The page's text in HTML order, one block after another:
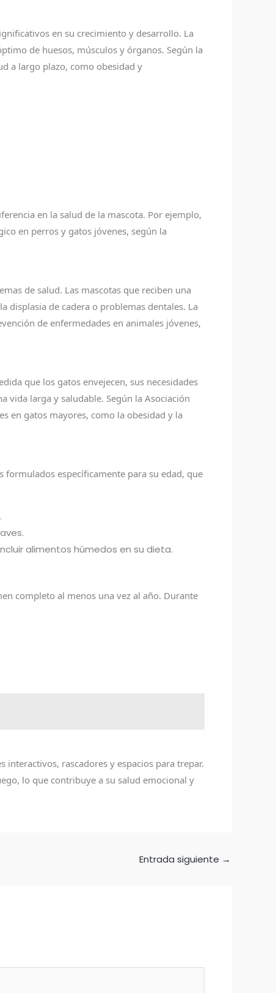
en su crecimiento y desarrollo. La
de huesos, músculos y órganos. Según la
a largo plazo, como obesidad y
en la salud de la mascota. Por ejemplo,
en perros y gatos jóvenes, según la
de salud. Las mascotas que reciben una
displasia de cadera o problemas dentales. La
de enfermedades en animales jóvenes,
que los gatos envejecen, sus necesidades
vida larga y saludable. Según la Asociación
en gatos mayores, como la obesidad y la
formulados específicamente para su edad, que
alimentos húmedos en su dieta.
completo al menos una vez al año. Durante
rascadores y espacios para trepar.
lo que contribuye a su salud emocional y
Entrada siguiente →